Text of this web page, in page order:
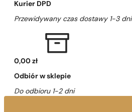
Kurier DPD
Przewidywany czas dostawy 1-3 dni
0,00 zł
Odbiór w sklepie
Do odbioru 1-2 dni